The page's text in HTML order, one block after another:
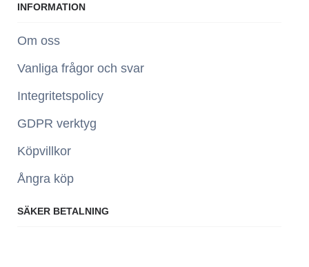
INFORMATION
Om oss
Vanliga frågor och svar
Integritetspolicy
GDPR verktyg
Köpvillkor
Ångra köp
SÄKER BETALNING